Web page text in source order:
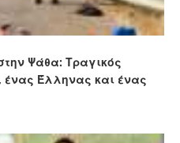
Ψάθα: Τραγικός
ένας Έλληνας και ένας